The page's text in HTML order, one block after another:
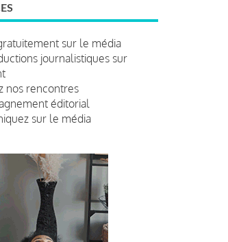
sur le média
journalistiques sur
nos rencontres
éditorial
sur le média